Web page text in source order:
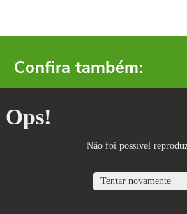
Confira também: